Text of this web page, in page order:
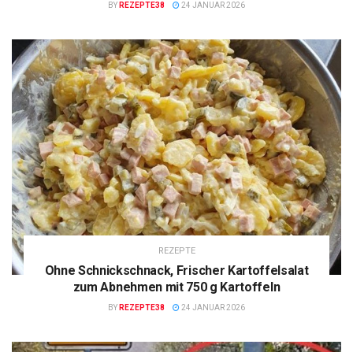
BY REZEPTE38 24 JANUAR 2026
REZEPTE
Ohne Schnickschnack, Frischer Kartoffelsalat
zum Abnehmen mit 750 g Kartoffeln
BY REZEPTE38 24 JANUAR 2026